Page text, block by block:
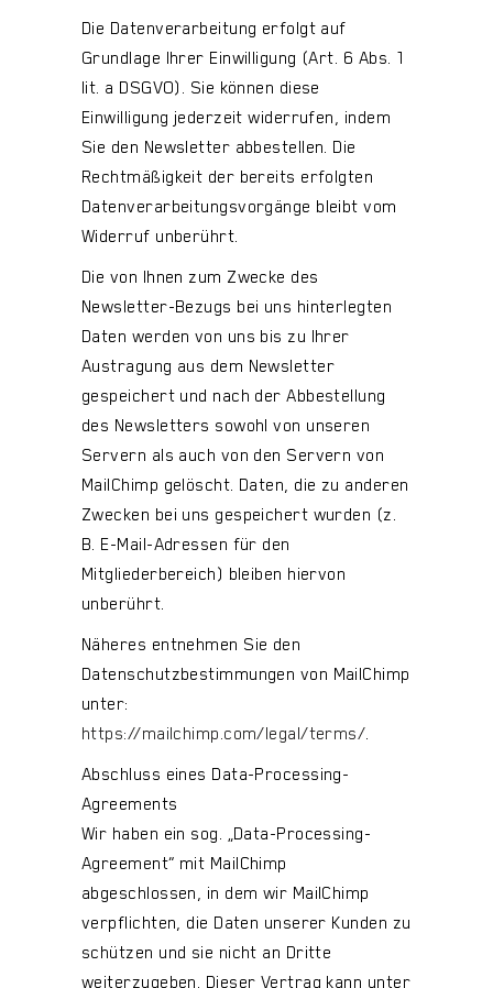
Die Datenverarbeitung erfolgt auf
Grundlage Ihrer Einwilligung (Art. 6 Abs. 1
lit. a DSGVO). Sie können diese
Einwilligung jederzeit widerrufen, indem
Sie den Newsletter abbestellen. Die
Rechtmäßigkeit der bereits erfolgten
Datenverarbeitungsvorgänge bleibt vom
Widerruf unberührt.
Die von Ihnen zum Zwecke des
Newsletter-Bezugs bei uns hinterlegten
Daten werden von uns bis zu Ihrer
Austragung aus dem Newsletter
gespeichert und nach der Abbestellung
des Newsletters sowohl von unseren
Servern als auch von den Servern von
MailChimp gelöscht. Daten, die zu anderen
Zwecken bei uns gespeichert wurden (z.
B. E-Mail-Adressen für den
Mitgliederbereich) bleiben hiervon
unberührt.
Näheres entnehmen Sie den
Datenschutzbestimmungen von MailChimp
unter:
https://mailchimp.com/legal/terms/.
Abschluss eines Data-Processing-
Agreements
Wir haben ein sog. „Data-Processing-
Agreement“ mit MailChimp
abgeschlossen, in dem wir MailChimp
verpflichten, die Daten unserer Kunden zu
schützen und sie nicht an Dritte
weiterzugeben. Dieser Vertrag kann unter